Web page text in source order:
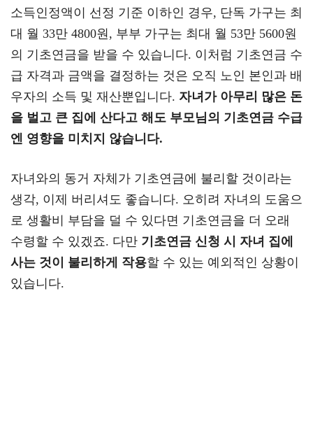
소득인정액이 선정 기준 이하인 경우, 단독 가구는 최
대 월 33만 4800원, 부부 가구는 최대 월 53만 5600원
의 기초연금을 받을 수 있습니다. 이처럼 기초연금 수
급 자격과 금액을 결정하는 것은 오직 노인 본인과 배
우자의 소득 및 재산뿐입니다. 자녀가 아무리 많은 돈
을 벌고 큰 집에 산다고 해도 부모님의 기초연금 수급
엔 영향을 미치지 않습니다.
자녀와의 동거 자체가 기초연금에 불리할 것이라는
생각, 이제 버리셔도 좋습니다. 오히려 자녀의 도움으
로 생활비 부담을 덜 수 있다면 기초연금을 더 오래
수령할 수 있겠죠. 다만 기초연금 신청 시 자녀 집에
사는 것이 불리하게 작용할 수 있는 예외적인 상황이
있습니다.